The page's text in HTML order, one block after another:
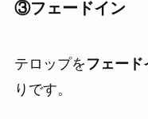
③フェードイン
テロップを フェード
りです。